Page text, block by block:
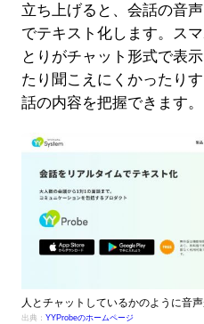
立ち上げると、会話の音
でテキスト化します。ス
とりがチャット形式で表
たり聞こえにくかったり
話の内容を把握できます。
人とチャットしているかのように音
出典： YYProbeのホームページ